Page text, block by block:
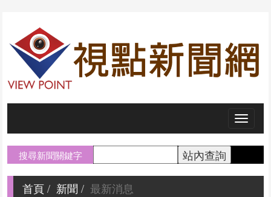
搜尋新聞關鍵字
首頁 新聞 最新消息